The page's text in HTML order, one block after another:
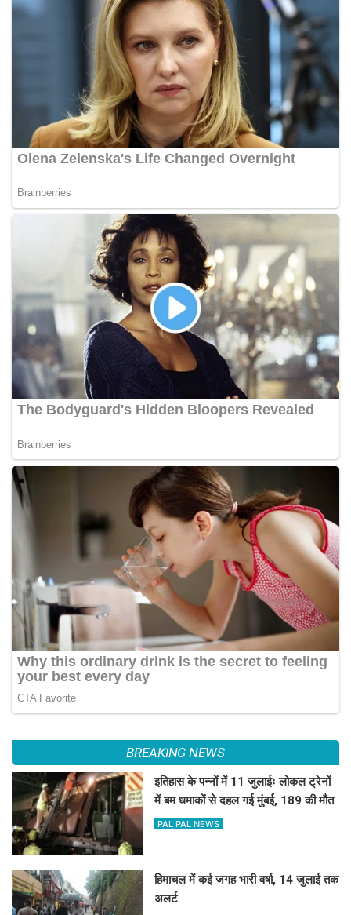
BREAKING NEWS
इतिहास के पन्नों में 11 जुलाईः लोकल ट्रेनों
में बम धमाकों से दहल गई मुंबई, 189 की मौत
PAL PAL NEWS
हिमाचल में कई जगह भारी वर्षा, 14 जुलाई तक
अलर्ट